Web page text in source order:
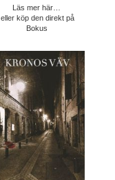
Läs mer här…
eller köp den direkt på
Bokus